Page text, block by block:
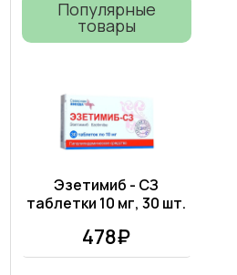
Популярные
товары
Эзетимиб - СЗ
таблетки 10 мг, 30 шт.
478₽